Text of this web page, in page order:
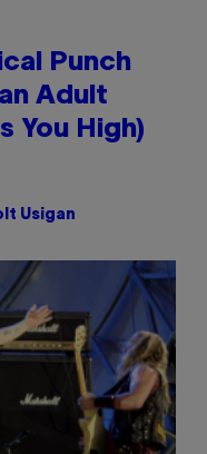
Punch
Adult
You High)
Usigan